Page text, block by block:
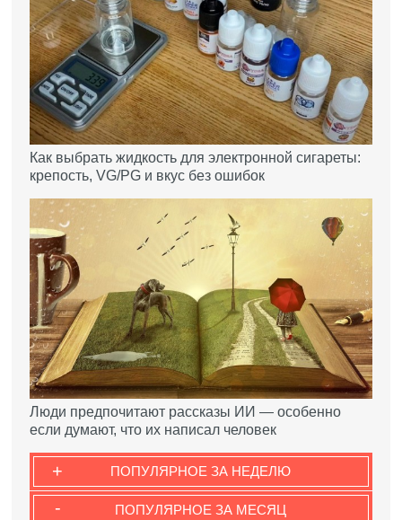
Как выбрать жидкость для электронной сигареты:
крепость, VG/PG и вкус без ошибок
Люди предпочитают рассказы ИИ — особенно
если думают, что их написал человек
ПОПУЛЯРНОЕ ЗА НЕДЕЛЮ
+
ПОПУЛЯРНОЕ ЗА МЕСЯЦ
-